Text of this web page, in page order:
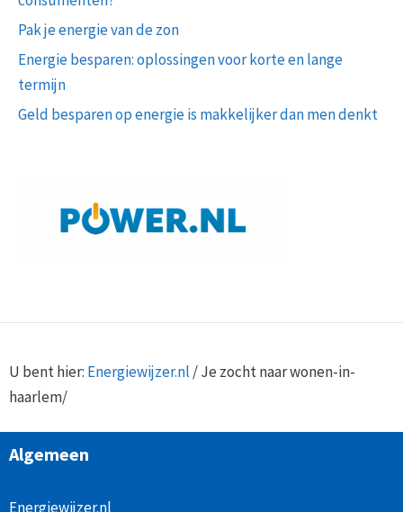
Pak je energie van de zon
Energie besparen: oplossingen voor korte en lange
termijn
Geld besparen op energie is makkelijker dan men denkt
U bent hier: Energiewijzer.nl /Je zocht naar wonen-in-
haarlem/
Algemeen
Energiewijzer.nl